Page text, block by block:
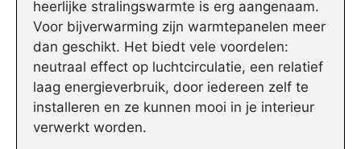
heerlijke stralingswarmte is erg aangenaam.
Voor bijverwarming zijn warmtepanelen meer
dan geschikt. Het biedt vele voordelen:
neutraal effect op luchtcirculatie, een relatief
laag energieverbruik, door iedereen zelf te
installeren en ze kunnen mooi in je interieur
verwerkt worden.